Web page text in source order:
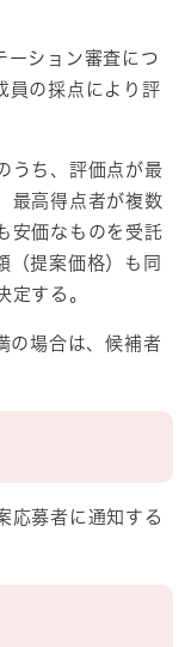
ション審査につ
員の採点により評
うち、評価点が最
最高得点者が複数
安価なものを受託
（提案価格）も同
定する。
場合は、候補者
応募者に通知する